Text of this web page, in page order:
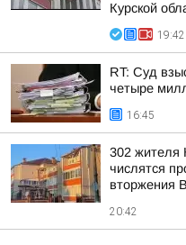
Курской
19:42
RT: Суд
четыре
16:45
302 жителя
числятся
вторжения
20:42